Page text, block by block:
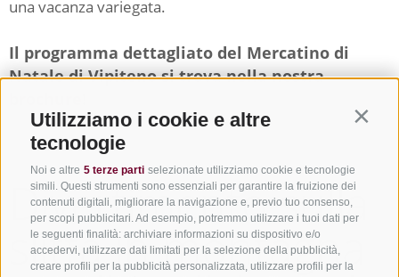
Utilizziamo i cookie e altre
tecnologie
Noi e altre 5 terze parti selezionate utilizziamo cookie e tecnologie
simili. Questi strumenti sono essenziali per garantire la fruizione dei
contenuti digitali, migliorare la navigazione e, previo tuo consenso,
per scopi pubblicitari. Ad esempio, potremmo utilizzare i tuoi dati per
le seguenti finalità: archiviare informazioni su dispositivo e/o
accedervi, utilizzare dati limitati per la selezione della pubblicità,
creare profili per la pubblicità personalizzata, utilizzare profili per la
una vacanza variegata.
Il programma dettagliato del Mercatino di
Natale di Vipiteno si trova nella nostra
Divertimento sulla
slitta in montagna